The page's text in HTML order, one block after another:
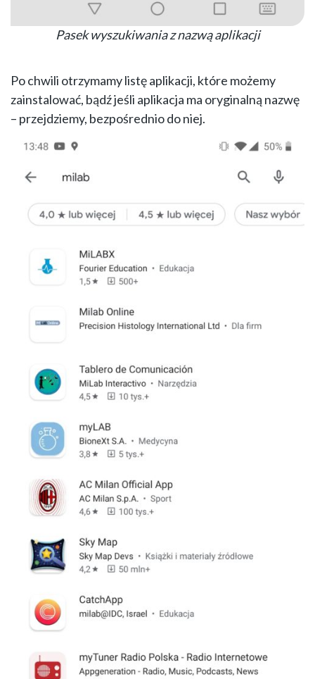
Pasek wyszukiwania z nazwą aplikacji
Po chwili otrzymamy listę aplikacji, które możemy
zainstalować, bądź jeśli aplikacja ma oryginalną nazwę
– przejdziemy, bezpośrednio do niej.